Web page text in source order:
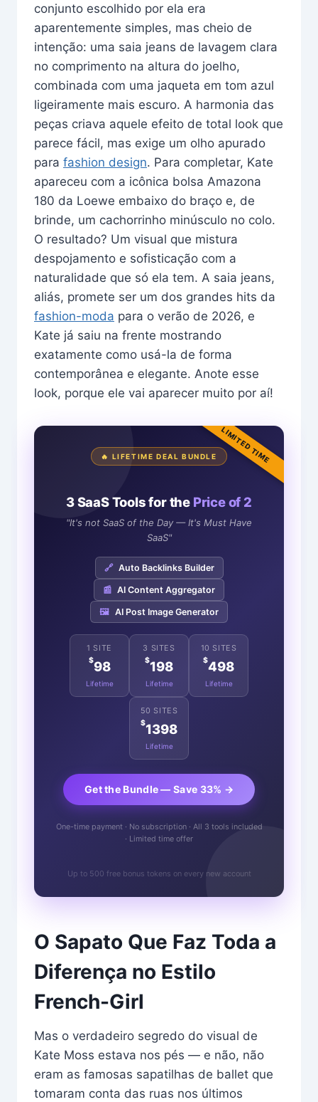
conjunto escolhido por ela era
aparentemente simples, mas cheio de
intenção: uma saia jeans de lavagem clara
no comprimento na altura do joelho,
combinada com uma jaqueta em tom azul
ligeiramente mais escuro. A harmonia das
peças criava aquele efeito de total look que
parece fácil, mas exige um olho apurado
para fashion design. Para completar, Kate
apareceu com a icônica bolsa Amazona
180 da Loewe embaixo do braço e, de
brinde, um cachorrinho minúsculo no colo.
O resultado? Um visual que mistura
despojamento e sofisticação com a
naturalidade que só ela tem. A saia jeans,
aliás, promete ser um dos grandes hits da
fashion-moda para o verão de 2026, e
Kate já saiu na frente mostrando
exatamente como usá-la de forma
contemporânea e elegante. Anote esse
look, porque ele vai aparecer muito por aí!
LIMITED TIME
🔥 LIFETIME DEAL BUNDLE
3 SaaS Tools for the Price of 2
"It's not SaaS of the Day — It's Must Have
SaaS"
🔗 Auto Backlinks Builder
📰 AI Content Aggregator
🖼️ AI Post Image Generator
1 SITE
$98
Lifetime
3 SITES
$198
Lifetime
10 SITES
$498
Lifetime
50 SITES
$1398
Lifetime
Get the Bundle — Save 33% →
One-time payment · No subscription · All 3 tools included
· Limited time offer
Up to 500 free bonus tokens on every new account
O Sapato Que Faz Toda a
Diferença no Estilo
French-Girl
Mas o verdadeiro segredo do visual de
Kate Moss estava nos pés — e não, não
eram as famosas sapatilhas de ballet que
tomaram conta das ruas nos últimos